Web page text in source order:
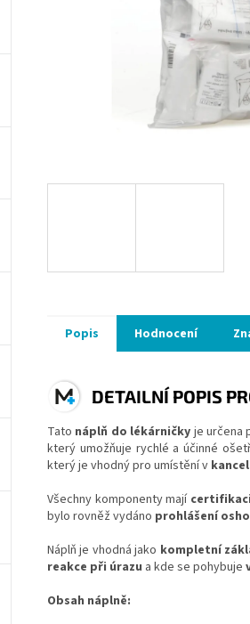
Popis Hodnocení
DETAILNÍ POPIS
Tato náplň do lékárničky je určena
který umožňuje rychlé a účinné
který je vhodný pro umístění v
Všechny komponenty mají certifikaci
bylo rovněž vydáno prohlášení
Náplň je vhodná jako kompletní
reakce při úrazu a kde se pohybuje
Obsah náplně: